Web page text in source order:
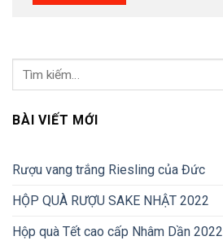
BÀI VIẾT MỚI
Rượu vang trắng Riesling của Đức
HỘP QUÀ RƯỢU SAKE NHẬT 2022
Hộp quà Tết cao cấp Nhâm Dần 2022